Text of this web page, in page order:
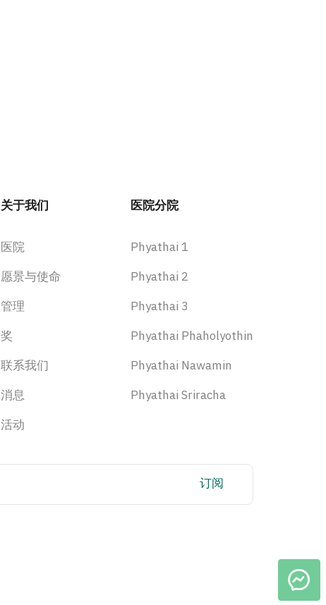
关于我们
医院
愿景与使命
管理
奖
联系我们
消息
活动
医院分院
Phyathai 1
Phyathai 2
Phyathai 3
Phyathai Phaholyothin
Phyathai Nawamin
Phyathai Sriracha
订阅